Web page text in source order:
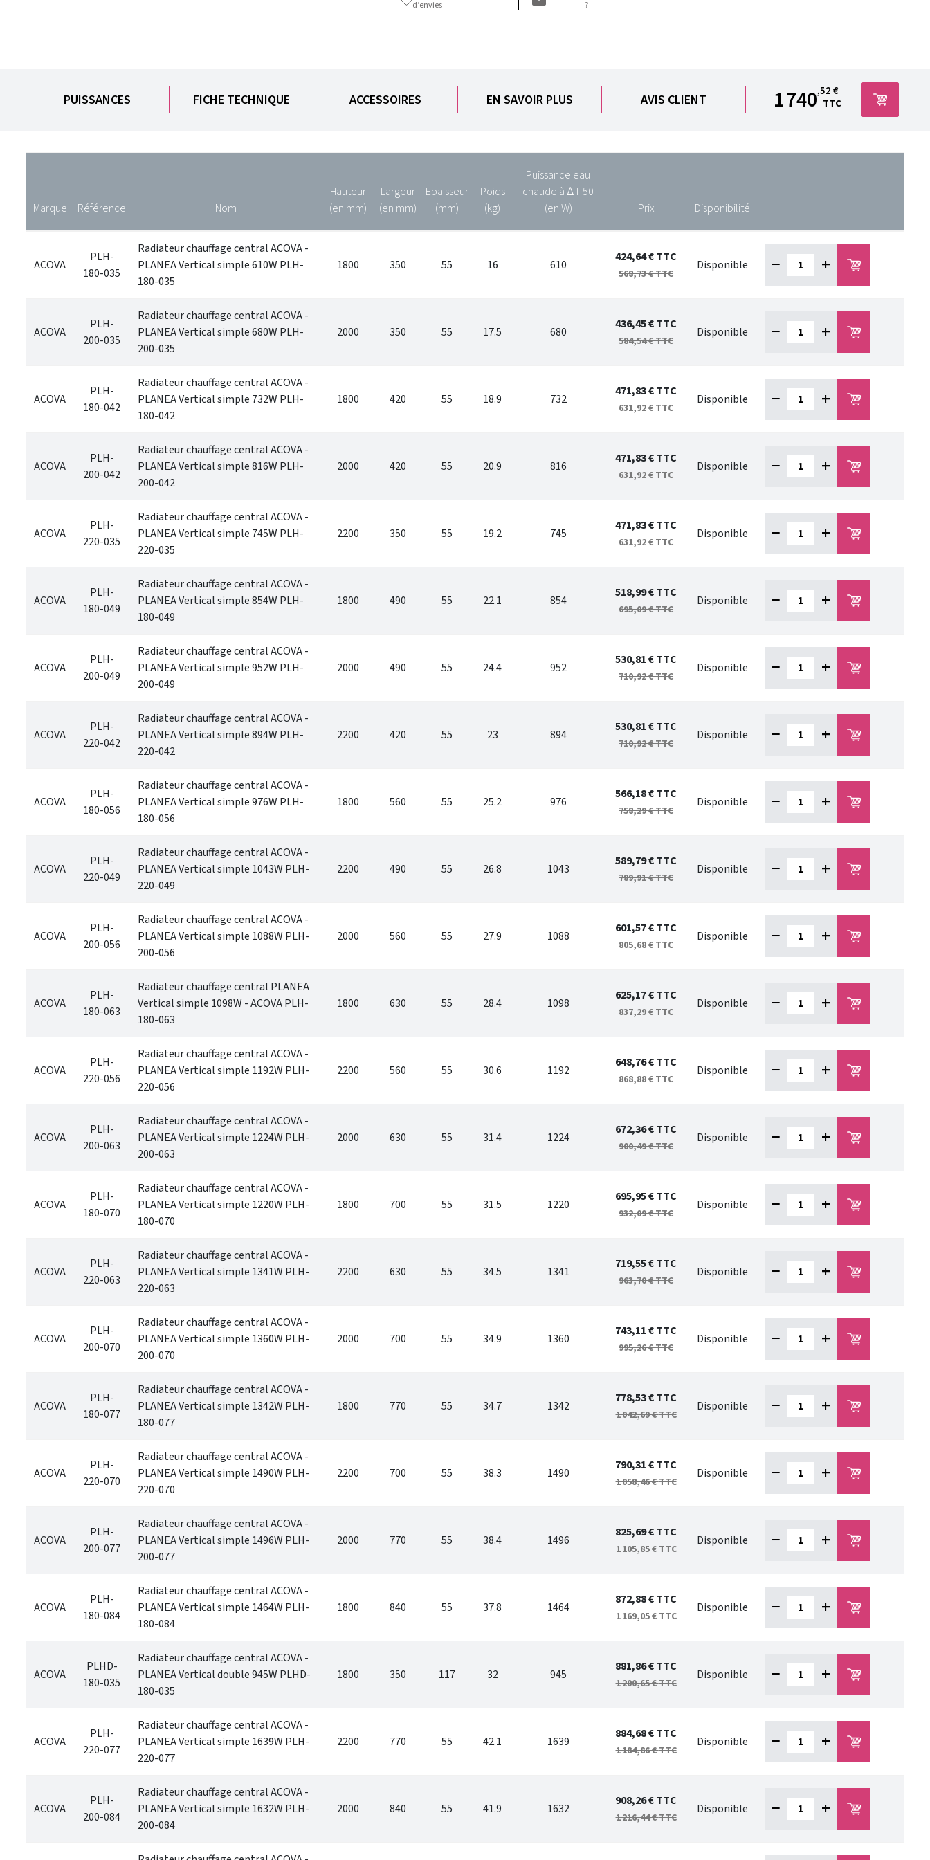
d’envies
?
PUISSANCES FICHE TECHNIQUE ACCESSOIRES EN SAVOIR PLUS AVIS CLIENT 1 740,52 €
TTC
Marque Référence Nom
Hauteur
(en mm)
Largeur
(en mm)
Epaisseur
(mm)
Poids
(kg)
Puissance eau
chaude à ∆T 50
(en W)
Prix Disponibilité
ACOVA
PLH-
180-035
Radiateur chauffage central ACOVA -
PLANEA Vertical simple 610W PLH-
180-035
1800 350 55 16 610
424,64 €TTC
568,73 €TTC
Disponible − +
ACOVA
PLH-
200-035
Radiateur chauffage central ACOVA -
PLANEA Vertical simple 680W PLH-
200-035
2000 350 55 17.5 680
436,45 €TTC
584,54 €TTC
Disponible − +
ACOVA
PLH-
180-042
Radiateur chauffage central ACOVA -
PLANEA Vertical simple 732W PLH-
180-042
1800 420 55 18.9 732
471,83 €TTC
631,92 €TTC
Disponible − +
ACOVA
PLH-
200-042
Radiateur chauffage central ACOVA -
PLANEA Vertical simple 816W PLH-
200-042
2000 420 55 20.9 816
471,83 €TTC
631,92 €TTC
Disponible − +
ACOVA
PLH-
220-035
Radiateur chauffage central ACOVA -
PLANEA Vertical simple 745W PLH-
220-035
2200 350 55 19.2 745
471,83 €TTC
631,92 €TTC
Disponible − +
ACOVA
PLH-
180-049
Radiateur chauffage central ACOVA -
PLANEA Vertical simple 854W PLH-
180-049
1800 490 55 22.1 854
518,99 €TTC
695,09 €TTC
Disponible − +
ACOVA
PLH-
200-049
Radiateur chauffage central ACOVA -
PLANEA Vertical simple 952W PLH-
200-049
2000 490 55 24.4 952
530,81 €TTC
710,92 €TTC
Disponible − +
ACOVA
PLH-
220-042
Radiateur chauffage central ACOVA -
PLANEA Vertical simple 894W PLH-
220-042
2200 420 55 23 894
530,81 €TTC
710,92 €TTC
Disponible − +
ACOVA
PLH-
180-056
Radiateur chauffage central ACOVA -
PLANEA Vertical simple 976W PLH-
180-056
1800 560 55 25.2 976
566,18 €TTC
758,29 €TTC
Disponible − +
ACOVA
PLH-
220-049
Radiateur chauffage central ACOVA -
PLANEA Vertical simple 1043W PLH-
220-049
2200 490 55 26.8 1043
589,79 €TTC
789,91 €TTC
Disponible − +
ACOVA
PLH-
200-056
Radiateur chauffage central ACOVA -
PLANEA Vertical simple 1088W PLH-
200-056
2000 560 55 27.9 1088
601,57 €TTC
805,68 €TTC
Disponible − +
ACOVA
PLH-
180-063
Radiateur chauffage central PLANEA
Vertical simple 1098W - ACOVA PLH-
180-063
1800 630 55 28.4 1098
625,17 €TTC
837,29 €TTC
Disponible − +
ACOVA
PLH-
220-056
Radiateur chauffage central ACOVA -
PLANEA Vertical simple 1192W PLH-
220-056
2200 560 55 30.6 1192
648,76 €TTC
868,88 €TTC
Disponible − +
ACOVA
PLH-
200-063
Radiateur chauffage central ACOVA -
PLANEA Vertical simple 1224W PLH-
200-063
2000 630 55 31.4 1224
672,36 €TTC
900,49 €TTC
Disponible − +
ACOVA
PLH-
180-070
Radiateur chauffage central ACOVA -
PLANEA Vertical simple 1220W PLH-
180-070
1800 700 55 31.5 1220
695,95 €TTC
932,09 €TTC
Disponible − +
ACOVA
PLH-
220-063
Radiateur chauffage central ACOVA -
PLANEA Vertical simple 1341W PLH-
220-063
2200 630 55 34.5 1341
719,55 €TTC
963,70 €TTC
Disponible − +
ACOVA
PLH-
200-070
Radiateur chauffage central ACOVA -
PLANEA Vertical simple 1360W PLH-
200-070
2000 700 55 34.9 1360
743,11 €TTC
995,26 €TTC
Disponible − +
ACOVA
PLH-
180-077
Radiateur chauffage central ACOVA -
PLANEA Vertical simple 1342W PLH-
180-077
1800 770 55 34.7 1342
778,53 €TTC
1 042,69 €TTC
Disponible − +
ACOVA
PLH-
220-070
Radiateur chauffage central ACOVA -
PLANEA Vertical simple 1490W PLH-
220-070
2200 700 55 38.3 1490
790,31 €TTC
1 058,46 €TTC
Disponible − +
ACOVA
PLH-
200-077
Radiateur chauffage central ACOVA -
PLANEA Vertical simple 1496W PLH-
200-077
2000 770 55 38.4 1496
825,69 €TTC
1 105,85 €TTC
Disponible − +
ACOVA
PLH-
180-084
Radiateur chauffage central ACOVA -
PLANEA Vertical simple 1464W PLH-
180-084
1800 840 55 37.8 1464
872,88 €TTC
1 169,05 €TTC
Disponible − +
ACOVA
PLHD-
180-035
Radiateur chauffage central ACOVA -
PLANEA Vertical double 945W PLHD-
180-035
1800 350 117 32 945
881,86 €TTC
1 200,65 €TTC
Disponible − +
ACOVA
PLH-
220-077
Radiateur chauffage central ACOVA -
PLANEA Vertical simple 1639W PLH-
220-077
2200 770 55 42.1 1639
884,68 €TTC
1 184,86 €TTC
Disponible − +
ACOVA
PLH-
200-084
Radiateur chauffage central ACOVA -
PLANEA Vertical simple 1632W PLH-
200-084
2000 840 55 41.9 1632
908,26 €TTC
1 216,44 €TTC
Disponible − +